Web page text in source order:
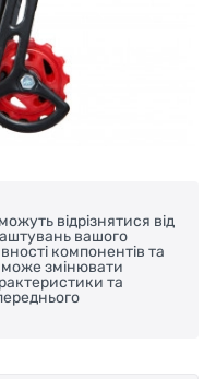
відрізнятися від
вашого
компонентів та
може змінювати
та